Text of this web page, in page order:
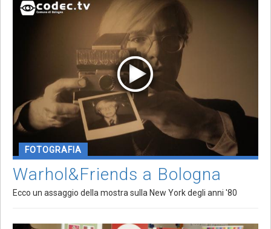
FOTOGRAFIA
Warhol&Friends a Bologna
Ecco un assaggio della mostra sulla New York degli anni '80